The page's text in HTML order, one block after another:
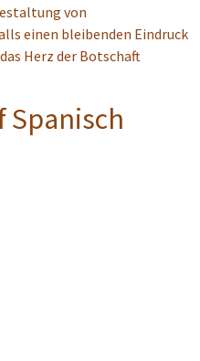
von
einen bleibenden Eindruck
Herz der Botschaft
Spanisch